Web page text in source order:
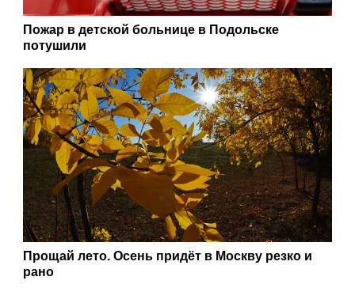
Пожар в детской больнице в Подольске
потушили
Прощай лето. Осень придёт в Москву резко и
рано